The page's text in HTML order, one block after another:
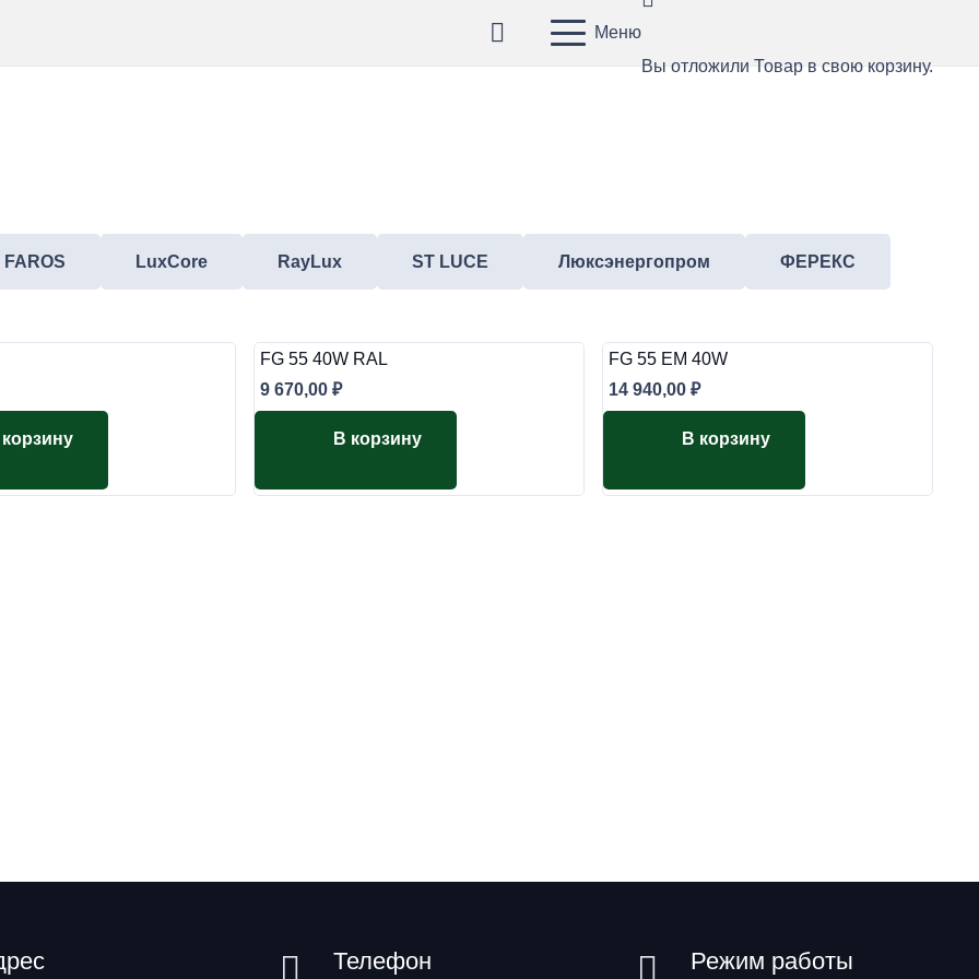
Меню
Вы отложили Товар в свою корзину.
FAROS LuxCore RayLux ST LUCE Люксэнергопром ФЕРЕКС
FG 55 40W RAL
9 670,00 ₽
В корзину
FG 55 EM 40W
14 940,00 ₽
В корзину
Телефон Режим работы